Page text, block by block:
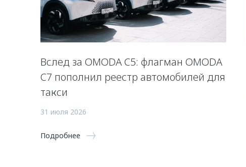
Вслед за OMODA C5: флагман OMODA
C7 пополнил реестр автомобилей для
такси
31 июля 2026
Подробнее